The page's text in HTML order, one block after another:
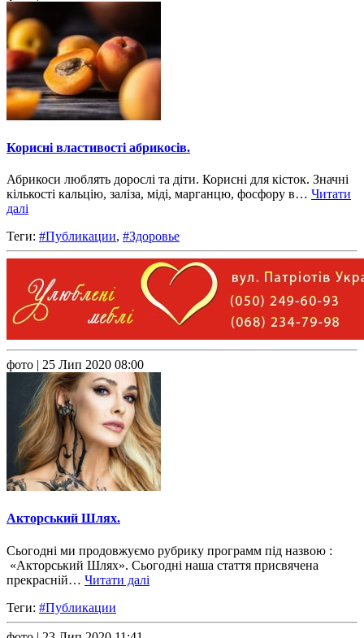
Корисні властивості абрикосів.
Абрикоси люблять дорослі та діти. Корисні для кісток. Значні
кількості кальцію, заліза, міді, марганцю, фосфору в… Читати
далі
Теги: #Публикации, #Здоровье
фото | 25 Лип 2020 08:00
Акторський Шлях.
Сьогодні ми продовжуємо рубрику программ під назвою :
«Акторський Шлях». Сьогодні наша стаття присвячена
прекрасній… Читати далі
Теги: #Публикации